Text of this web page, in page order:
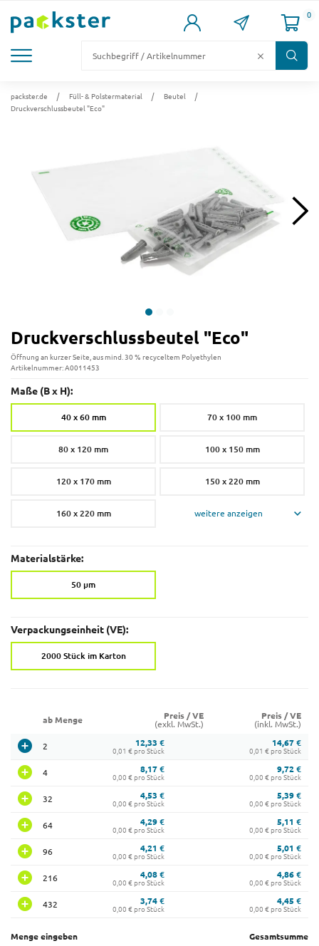
KARTONS
VERSANDKARTONS
VERSANDVERPACKUNG
FÜLL- & POLSTERMATERIAL
LAGER & PALETTIERUNG
0
packster.de Füll- & Polstermaterial
Beutel
Druckverschlussbeutel "Eco"
Druckverschlussbeutel "Eco"
Öffnung an kurzer Seite, aus mind. 30 % recyceltem Polyethylen
Artikelnummer: A0011453
Maße (B x H):
40 x 60 mm 70 x 100 mm
80 x 120 mm 100 x 150 mm
120 x 170 mm 150 x 220 mm
160 x 220 mm weitere anzeigen
Materialstärke:
50 µm
Verpackungseinheit (VE):
2000 Stück im Karton
ab Menge
Preis / VE
(exkl. MwSt.)
Preis / VE
(inkl. MwSt.)
2 12,33 €
0,01 € pro Stück
14,67 €
0,01 € pro Stück
4 8,17 €
0,00 € pro Stück
9,72 €
0,00 € pro Stück
32 4,53 €
0,00 € pro Stück
5,39 €
0,00 € pro Stück
64 4,29 €
0,00 € pro Stück
5,11 €
0,00 € pro Stück
96 4,21 €
0,00 € pro Stück
5,01 €
0,00 € pro Stück
216 4,08 €
0,00 € pro Stück
4,86 €
0,00 € pro Stück
432 3,74 €
0,00 € pro Stück
4,45 €
0,00 € pro Stück
Menge eingeben Gesamtsumme